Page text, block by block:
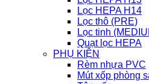
Lọc HEPA H14
Lọc thô (PRE)
Lọc tinh
Quạt lọc HEPA
PHỤ KIỆN
Rèm nhựa PVC
Mút xốp phòng